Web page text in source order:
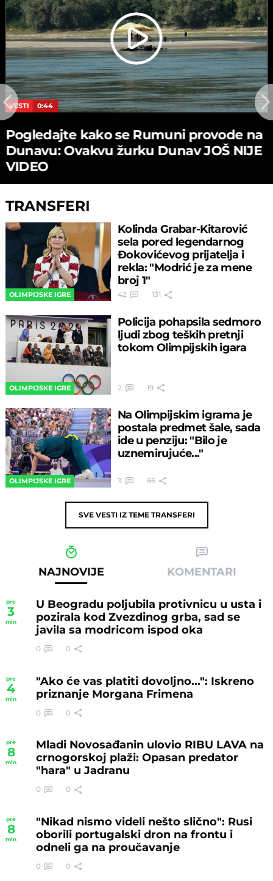
VESTI 0:44
Pogledajte kako se Rumuni provode na
Dunavu: Ovakvu žurku Dunav JOŠ NIJE
VIDEO
TRANSFERI
OLIMPIJSKE IGRE
Kolinda Grabar-Kitarović
sela pored legendarnog
Đokovićevog prijatelja i
rekla: "Modrić je za mene
broj 1"
42 131
OLIMPIJSKE IGRE
Policija pohapsila sedmoro
ljudi zbog teških pretnji
tokom Olimpijskih igara
2 19
OLIMPIJSKE IGRE
Na Olimpijskim igrama je
postala predmet šale, sada
ide u penziju: "Bilo je
uznemirujuće..."
3 66
SVE VESTI IZ TEME TRANSFERI
NAJNOVIJE KOMENTARI
pre
3
min
U Beogradu poljubila protivnicu u usta i
pozirala kod Zvezdinog grba, sad se
javila sa modricom ispod oka
0 0
pre
4
min
"Ako će vas platiti dovoljno...": Iskreno
priznanje Morgana Frimena
0 0
pre
8
min
Mladi Novosađanin ulovio RIBU LAVA na
crnogorskoj plaži: Opasan predator
"hara" u Jadranu
0 0
pre
8
min
"Nikad nismo videli nešto slično": Rusi
oborili portugalski dron na frontu i
odneli ga na proučavanje
0 0